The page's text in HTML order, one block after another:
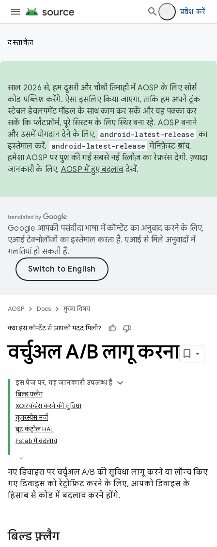
प्रवेश करें
दस्तावेज़
साल 2026 से, हम दूसरी और चौथी तिमाही में AOSP के लिए सोर्स
कोड पब्लिश करेंगे. ऐसा इसलिए किया जाएगा, ताकि हम अपने ट्रंक
स्टेबल डेवलपमेंट मॉडल के साथ काम कर सकें और यह पक्का कर
सकें कि प्लैटफ़ॉर्म, पूरे सिस्टम के लिए स्थिर बना रहे. AOSP बनाने
और उसमें योगदान देने के लिए, android-latest-release का
इस्तेमाल करें.
android-latest-release मेनिफ़ेस्ट ब्रांच,
हमेशा AOSP पर पुश की गई सबसे नई रिलीज़ का रेफ़रंस देगी. ज़्यादा
जानकारी के लिए, AOSP में हुए बदलावदेखें.
Google आपकी पसंदीदा भाषा में कॉन्टेंट का अनुवाद करने के लिए,
एआई टेक्नोलॉजी का इस्तेमाल करता है. एआई से मिले अनुवादों में
गलतियां हो सकती हैं.
AOSP Docs मुख्य विषय
क्या इस कॉन्टेंट से आपको मदद मिली?
वर्चुअल A/B लागू करना
इस पेज पर, यह जानकारी उपलब्ध है
बिल्ड फ़्लैग
XOR कंप्रेस करने की सुविधा
यूज़रस्पेस मर्ज
बूट कंट्रोल HAL
Fstab में बदलाव
नए डिवाइस पर वर्चुअल A/B की सुविधा लागू करने या लॉन्च किए
गए डिवाइस को रेट्रोफ़िट करने के लिए, आपको डिवाइस के
हिसाब से कोड में बदलाव करने होंगे.
बिल्ड फ़्लैग